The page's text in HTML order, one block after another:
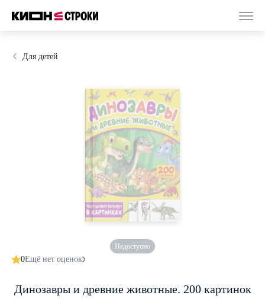
Для детей
Недоступно
0Ещё нет оценок
Динозавры и древние животные. 200 картинок